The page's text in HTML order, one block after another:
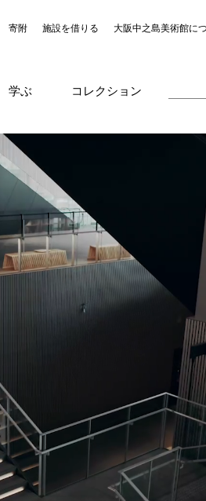
寄附 施設を借りる 大阪中之島美術館に
学ぶ コレクション